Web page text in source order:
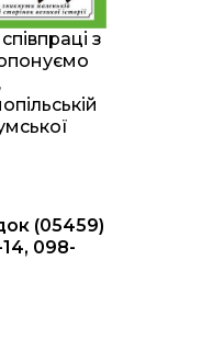
в
став
з
(05459)
098-